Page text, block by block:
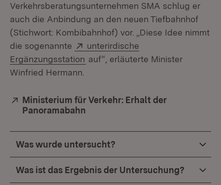
Verkehrsberatungsunternehmen SMA schlug er
auch die Anbindung an den neuen Tiefbahnhof
(Stichwort: Kombibahnhof) vor. „Diese Idee nimmt
die sogenannte
Extern:
unterirdische
Ergänzungsstation (Öffnet in neuem Fenster)
auf“, erläuterte Minister
Winfried Hermann.
Extern:
Ministerium für Verkehr: Erhalt der
Panoramabahn
Was wurde untersucht?
Was ist das Ergebnis der Untersuchung?